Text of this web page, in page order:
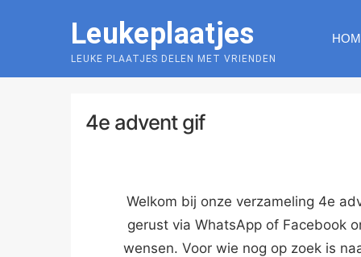
Leukeplaatjes
LEUKE PLAATJES DELEN MET VRIENDEN
4e advent gif
Welkom bij onze verzameling 4e
gerust via WhatsApp of Facebook
wensen. Voor wie nog op zoek is